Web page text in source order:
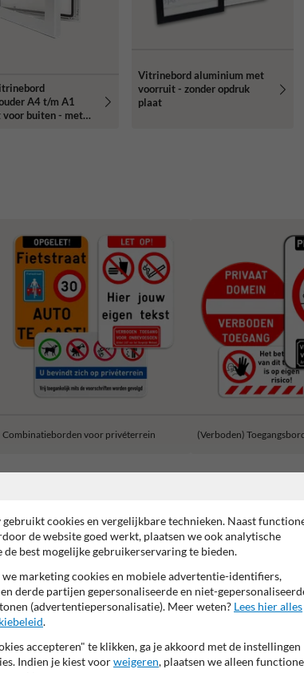
A4 t/m A1
buiten - met
Vitrinebord aluminium met
voorruit - zonder opdruk
plaat
Combinatieborden voor privéterrein (Verboden)
reflecterende folie 99% Vandaalbestendig
de juiste keuze elders: waar komt de kast te staan, wie
geen optie is of waar je communicatie net
al vóór het gebouw informatie moeten kunnen
cookies en vergelijkbare technieken. Naast
de website goed werkt, plaatsen we ook analytische
de best mogelijke gebruikerservaring te bieden.
we marketing cookies en mobiele advertentie-identifiers,
derde partijen gepersonaliseerde en niet-
(advertentiepersonalisatie). Meer weten? Lees hier alles
.
accepteren" te klikken, ga je akkoord met de instellingen
Indien je kiest voorweigeren, plaatsen we alleen